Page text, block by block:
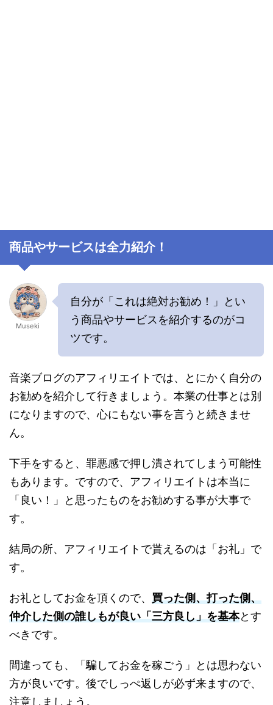
商品やサービスは全力紹介！
Museki
自分が「これは絶対お勧め！」とい
う商品やサービスを紹介するのがコ
ツです。
音楽ブログのアフィリエイトでは、とにかく自分の
お勧めを紹介して行きましょう。本業の仕事とは別
になりますので、心にもない事を言うと続きませ
ん。
下手をすると、罪悪感で押し潰されてしまう可能性
もあります。ですので、アフィリエイトは本当に
「良い！」と思ったものをお勧めする事が大事で
す。
結局の所、アフィリエイトで貰えるのは「お礼」で
す。
お礼としてお金を頂くので、 買った側、打った側、
仲介した側の誰しもが良い「三方良し」を基本とす
べきです。
間違っても、「騙してお金を稼ごう」とは思わない
方が良いです。後でしっぺ返しが必ず来ますので、
注意しましょう。